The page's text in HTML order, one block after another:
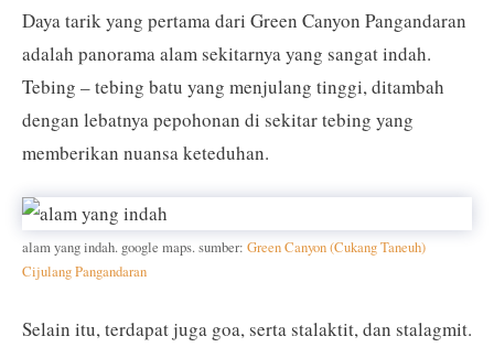
Daya tarik yang pertama dari Green Canyon Pangandaran
adalah panorama alam sekitarnya yang sangat indah.
Tebing – tebing batu yang menjulang tinggi, ditambah
dengan lebatnya pepohonan di sekitar tebing yang
memberikan nuansa keteduhan.
alam yang indah. google maps. sumber: Green Canyon (Cukang Taneuh)
Cijulang Pangandaran
Selain itu, terdapat juga goa, serta stalaktit, dan stalagmit.